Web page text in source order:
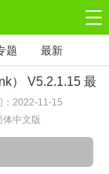
题 最新
） V5.2.1.15 最
：2022-11-15
体中文版